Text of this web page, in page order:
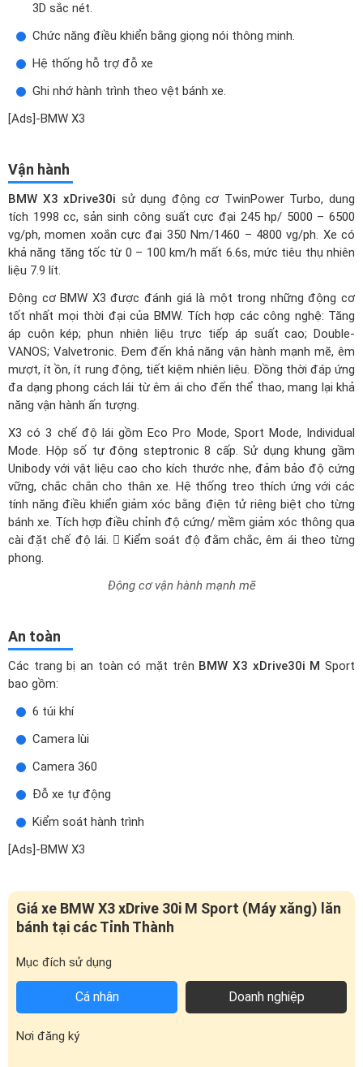
3D sắc nét.
Chức năng điều khiển bằng giọng nói thông minh.
Hệ thống hỗ trợ đỗ xe
Ghi nhớ hành trình theo vệt bánh xe.
[Ads]-BMW X3
Vận hành
BMW X3 xDrive30i sử dụng động cơ TwinPower Turbo, dung
tích 1998 cc, sản sinh công suất cực đại 245 hp/ 5000 – 6500
vg/ph, momen xoắn cực đại 350 Nm/1460 – 4800 vg/ph. Xe có
khả năng tăng tốc từ 0 – 100 km/h mất 6.6s, mức tiêu thụ nhiên
liệu 7.9 lít.
Động cơ BMW X3 được đánh giá là một trong những động cơ
tốt nhất mọi thời đại của BMW. Tích hợp các công nghệ: Tăng
áp cuộn kép; phun nhiên liệu trực tiếp áp suất cao; Double-
VANOS; Valvetronic. Đem đến khả năng vận hành mạnh mẽ, êm
mượt, ít ồn, ít rung động, tiết kiệm nhiên liệu. Đồng thời đáp ứng
đa dạng phong cách lái từ êm ái cho đến thể thao, mang lại khả
năng vận hành ấn tượng.
X3 có 3 chế độ lái gồm Eco Pro Mode, Sport Mode, Individual
Mode. Hộp số tự động steptronic 8 cấp. Sử dụng khung gầm
Unibody với vật liệu cao cho kích thước nhẹ, đảm bảo độ cứng
vững, chắc chắn cho thân xe. Hệ thống treo thích ứng với các
tính năng điều khiển giảm xóc bằng điện tử riêng biệt cho từng
bánh xe. Tích hợp điều chỉnh độ cứng/ mềm giảm xóc thông qua
cài đặt chế độ lái.  Kiểm soát độ đằm chắc, êm ái theo từng
phong.
Động cơ vận hành mạnh mẽ
An toàn
Các trang bị an toàn có mặt trên BMW X3 xDrive30i M Sport
bao gồm:
6 túi khí
Camera lùi
Camera 360
Đỗ xe tự động
Kiểm soát hành trình
[Ads]-BMW X3
Giá xe BMW X3 xDrive 30i M Sport (Máy xăng) lăn
bánh tại các Tỉnh Thành
Mục đích sử dụng
Cá nhân Doanh nghiệp
Nơi đăng ký